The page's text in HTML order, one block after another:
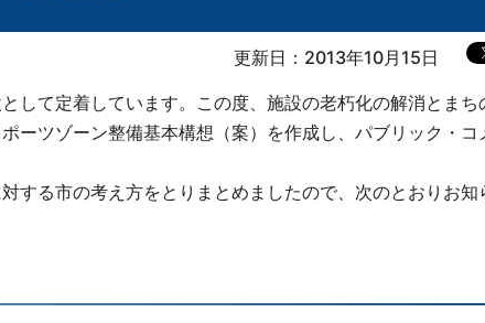
更新日：2013年10月15日
して定着しています。この度、施設の老朽化の解消とまち
ーツゾーン整備基本構想（案）を作成し、パブリック・コ
する市の考え方をとりまとめましたので、次のとおりお知